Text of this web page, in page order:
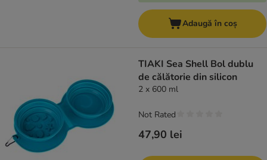
Adaugă în coș
TIAKI Sea Shell Bol dublu
de călătorie din silicon
2 x 600 ml
47,90 lei
Not Rated